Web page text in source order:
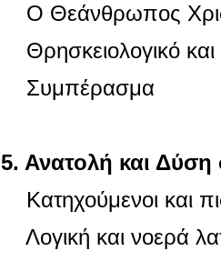
Ο Θεάνθρωπος
Θρησκειολογικό και
Συμπέρασμα
5. Ανατολή και Δύση
Κατηχούμενοι και
Λογική και νοερά